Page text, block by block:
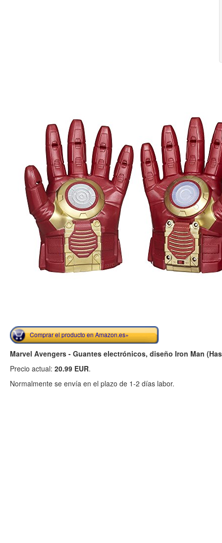
Comprar el producto en Amazon.es»
Marvel Avengers - Guantes electrónicos, diseño Iron Man
Precio actual: 20.99 EUR.
Normalmente se envía en el plazo de 1-2 días labor.